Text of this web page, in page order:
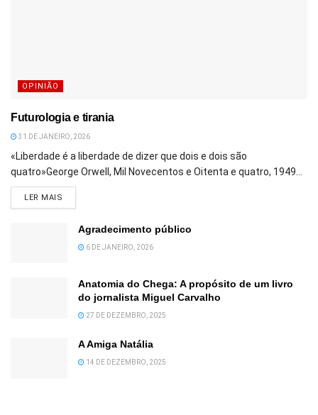
OPINIÃO
Futurologia e tirania
31 DE JANEIRO, 2026
«Liberdade é a liberdade de dizer que dois e dois são
quatro»George Orwell, Mil Novecentos e Oitenta e quatro, 1949...
LER MAIS
Agradecimento público
6 DE JANEIRO, 2026
Anatomia do Chega: A propósito de um livro
do jornalista Miguel Carvalho
27 DE DEZEMBRO, 2025
A Amiga Natália
14 DE DEZEMBRO, 2025